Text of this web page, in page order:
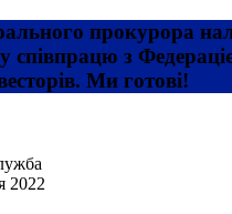
прокурора
співпрацю з
Ми готові!
2022